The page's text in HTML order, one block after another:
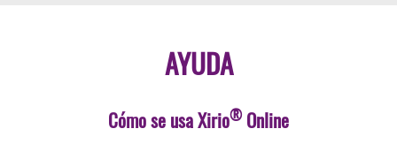
AYUDA
Cómo se usa Xirio® Online